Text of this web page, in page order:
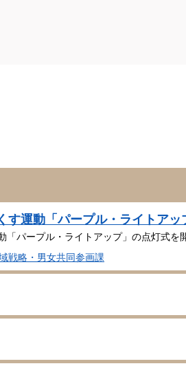
す運動「パープル・ライトアッ
「パープル・ライトアップ」の点灯式を
戦略・男女共同参画課